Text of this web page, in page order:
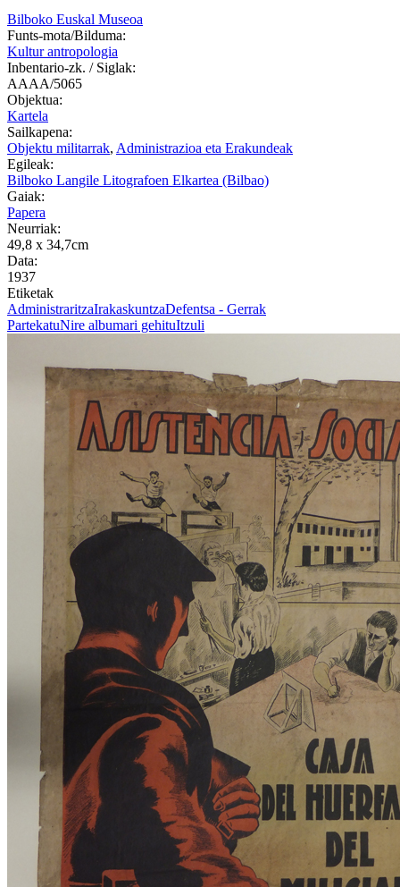
Bilboko Euskal Museoa
Funts-mota/Bilduma:
Kultur antropologia
Inbentario-zk. / Siglak:
AAAA/5065
Objektua:
Kartela
Sailkapena:
Objektu militarrak, Administrazioa eta Erakundeak
Egileak:
Bilboko Langile Litografoen Elkartea (Bilbao)
Gaiak:
Papera
Neurriak:
49,8 x 34,7cm
Data:
1937
Etiketak
AdministraritzaIrakaskuntzaDefentsa - Gerrak
PartekatuNire albumari gehituItzuli